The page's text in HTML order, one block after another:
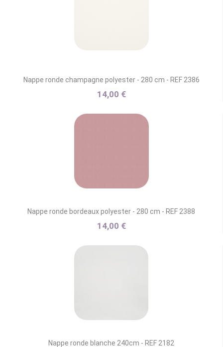
Nappe ronde champagne polyester - 280 cm - REF 2386
14,00 €
Nappe ronde bordeaux polyester - 280 cm - REF 2388
14,00 €
Nappe ronde blanche 240cm - REF 2182